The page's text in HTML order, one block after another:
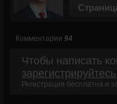
Комментарии 94
Чтобы написать
Регистрация бесплатна и